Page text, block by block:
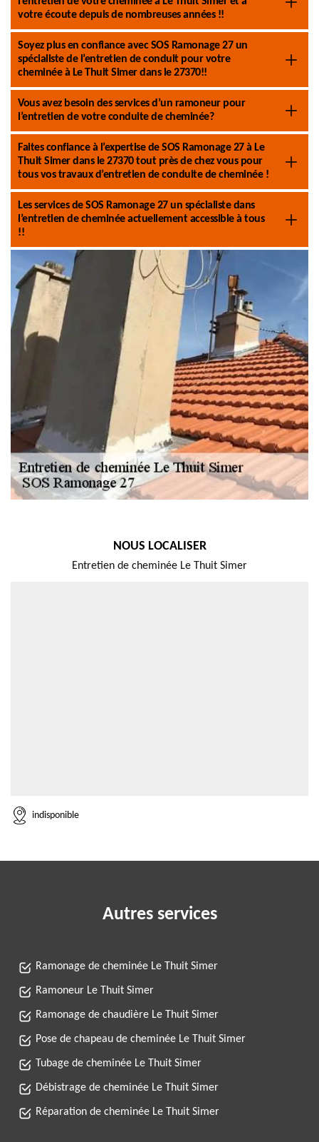
votre écoute depuis de nombreuses années !!
Soyez plus en confiance avec SOS Ramonage 27 un
spécialiste de l’entretien de conduit pour votre
cheminée à Le Thuit Simer dans le 27370!!
Vous avez besoin des services d’un ramoneur pour
l’entretien de votre conduite de cheminée?
Faites confiance à l’expertise de SOS Ramonage 27 à Le
Thuit Simer dans le 27370 tout près de chez vous pour
tous vos travaux d’entretien de conduite de cheminée !
Les services de SOS Ramonage 27 un spécialiste dans
l’entretien de cheminée actuellement accessible à tous
!!
NOUS LOCALISER
Entretien de cheminée Le Thuit Simer
indisponible
Autres services
Ramonage de cheminée Le Thuit Simer
Ramoneur Le Thuit Simer
Ramonage de chaudière Le Thuit Simer
Pose de chapeau de cheminée Le Thuit Simer
Tubage de cheminée Le Thuit Simer
Débistrage de cheminée Le Thuit Simer
Réparation de cheminée Le Thuit Simer